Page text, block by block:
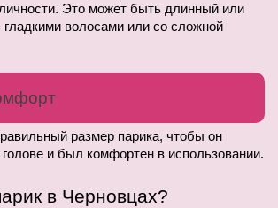
Это может быть длинный или
гладкими волосами или со сложной
размер парика, чтобы он
и был комфортен в использовании.
в Черновцах?